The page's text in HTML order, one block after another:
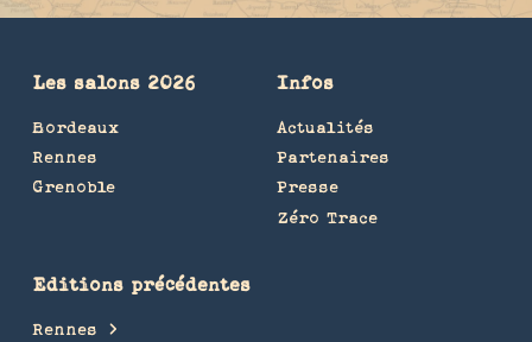
Les salons 2026
Bordeaux
Rennes
Grenoble
Infos
Actualités
Partenaires
Presse
Zéro Trace
Editions précédentes
Rennes